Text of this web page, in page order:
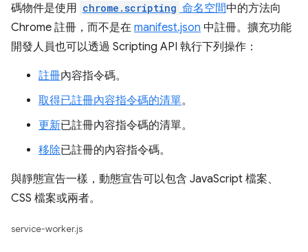
碼物件是使用 chrome.scripting 命名空間中的方法向
Chrome 註冊，而不是在 manifest.json 中註冊。擴充功能
開發人員也可以透過 Scripting API 執行下列操作：
註冊內容指令碼。
取得已註冊內容指令碼的清單。
更新已註冊內容指令碼的清單。
移除已註冊的內容指令碼。
與靜態宣告一樣，動態宣告可以包含 JavaScript 檔案、
CSS 檔案或兩者。
service-worker.js